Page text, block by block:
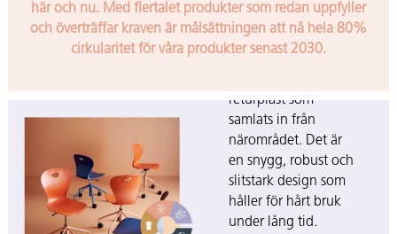
här och nu. Med flertalet produkter som redan uppfyller
och överträffar kraven är målsättningen att nå hela 80%
cirkularitet för våra produkter senast 2030.
Lekolarsmålmedvetna
cirkularitetsarbete.
returplast som
samlats in från
närområdet. Det är
en snygg, robust och
slitstark design som
håller för hårt bruk
under lång tid.